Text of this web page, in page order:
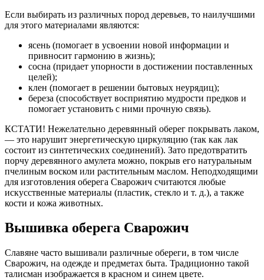
Если выбирать из различных пород деревьев, то наилучшими
для этого материалами являются:
ясень (помогает в усвоении новой информации и
привносит гармонию в жизнь);
сосна (придает упорности в достижении поставленных
целей);
клен (помогает в решении бытовых неурядиц);
береза (способствует восприятию мудрости предков и
помогает установить с ними прочную связь).
КСТАТИ! Нежелательно деревянный оберег покрывать лаком,
— это нарушит энергетическую циркуляцию (так как лак
состоит из синтетических соединений). Зато предотвратить
порчу деревянного амулета можно, покрыв его натуральным
пчелиным воском или растительным маслом. Неподходящими
для изготовления оберега Сварожич считаются любые
искусственные материалы (пластик, стекло и т. д.), а также
кости и кожа животных.
Вышивка оберега Сварожич
Славяне часто вышивали различные обереги, в том числе
Сварожич, на одежде и предметах быта. Традиционно такой
талисман изображается в красном и синем цвете.